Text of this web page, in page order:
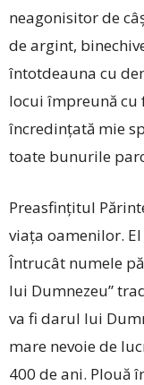
neagonisitor de
de argint,
întotdeauna cu
locui împreună
încredințată mie
toate bunurile
Preasfințitul
viața oamenilor.
Întrucât numele
lui Dumnezeu”
va fi darul lui
mare nevoie de
400 de ani. Plouă